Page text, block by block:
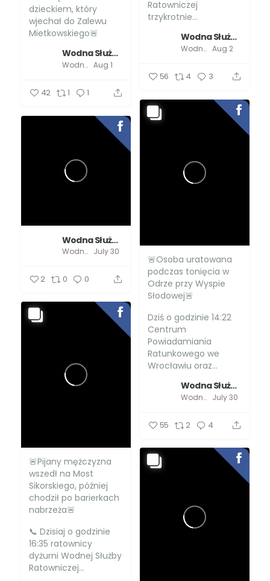
Ratowniczej
trzykrotnie...
Wodna Służba Ratownicza
Wodna Służba Ratownicza Aug 2
56 4 3
dzieckiem, który
wjechał do Zalewu
Mietkowskiego🚨
Wodna Służba Ratownicza
Wodna Służba Ratownicza Aug 1
42 1 1
🚨Osoba uratowana
podczas tonięcia w
Odrze przy Wyspie
Słodowej🚨
Dziś o godzinie 14:22
Centrum
Powiadamiania
Ratunkowego we
Wrocławiu oraz...
Wodna Służba Ratownicza
Wodna Służba Ratownicza July 30
55 2 4
Wodna Służba Ratownicza
Wodna Służba Ratownicza July 30
2 0 0
🚨Pijany mężczyzna
wszedł na Most
Sikorskiego, później
chodził po barierkach
nabrzeża🚨
📞 Dzisiaj o godzinie
16:35 ratownicy
dyżurni Wodnej Służby
Ratowniczej...